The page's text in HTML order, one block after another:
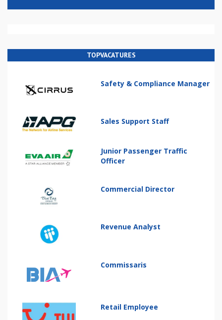
TOPVACATURES
Safety & Compliance Manager
Sales Support Staff
Junior Passenger Traffic
Officer
Commercial Director
Revenue Analyst
Commissaris
Retail Employee